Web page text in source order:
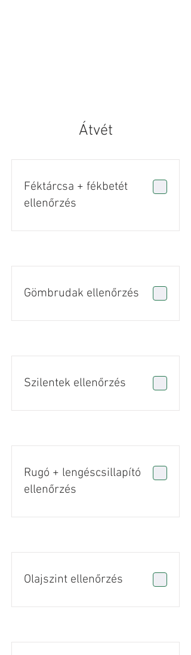
Átvét
Féktárcsa + fékbetét
ellenőrzés
Gömbrudak ellenőrzés
Szilentek ellenőrzés
Rugó + lengéscsillapító
ellenőrzés
Olajszint ellenőrzés